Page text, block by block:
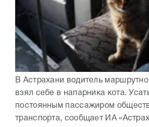
В Астрахани водитель
взял себе в напарника кота.
постоянным пассажиром
транспорта, сообщает ИА